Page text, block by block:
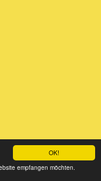
OK!
empfangen möchten.